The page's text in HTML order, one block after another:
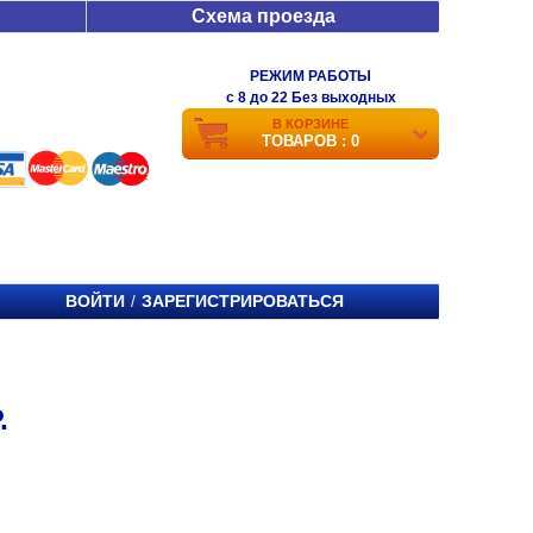
Схема проезда
РЕЖИМ РАБОТЫ
c 8 до 22 Без выходных
В КОРЗИНЕ
ТОВАРОВ : 0
ВОЙТИ / ЗАРЕГИСТРИРОВАТЬСЯ